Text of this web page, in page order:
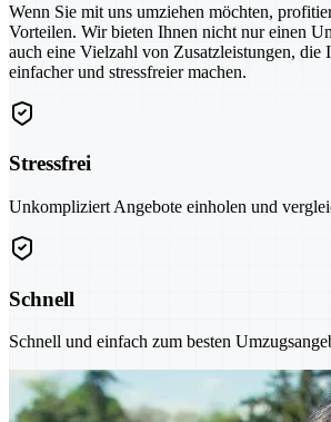
Wenn Sie mit uns umziehen möchten,
Vorteilen. Wir bieten Ihnen nicht nur einen
auch eine Vielzahl von Zusatzleistungen, die
einfacher und stressfreier machen.
Stressfrei
Unkompliziert Angebote einholen und
Schnell
Schnell und einfach zum besten